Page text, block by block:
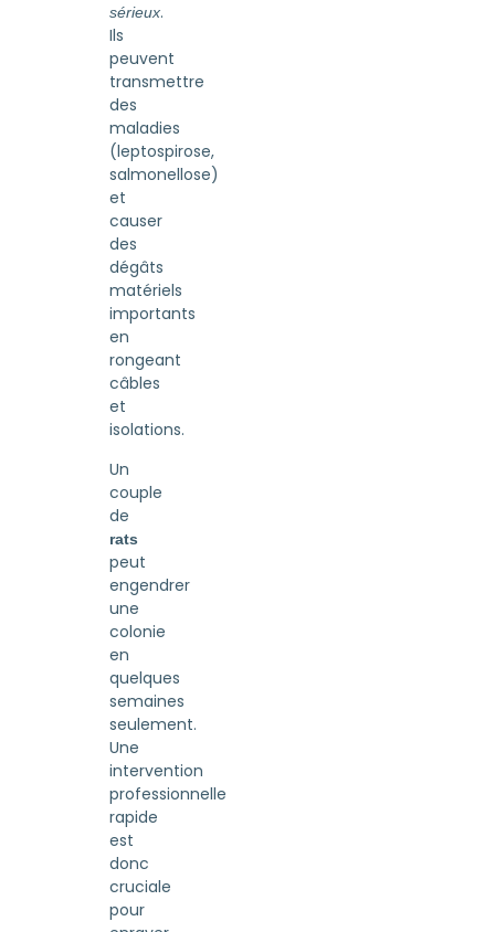
sérieux.
Ils
peuvent
transmettre
des
maladies
(leptospirose,
salmonellose)
et
causer
des
dégâts
matériels
importants
en
rongeant
câbles
et
isolations.
Un
couple
de
rats
peut
engendrer
une
colonie
en
quelques
semaines
seulement.
Une
intervention
professionnelle
rapide
est
donc
cruciale
pour